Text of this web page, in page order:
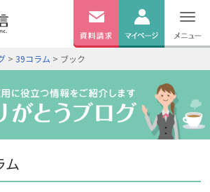
無料
請求
>39コラム > ブック
ム